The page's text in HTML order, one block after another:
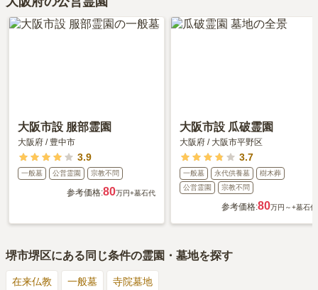
大阪市設 服部霊園
大阪府 / 豊中市
3.9
一般墓 公営霊園 宗教不問
参考価格:80万円+墓石代
大阪市設 瓜破霊園
大阪府 / 大阪市平野区
3.7
一般墓 永代供養墓
樹木葬
公営霊園
宗教不問
参考価格:80万円～+墓石代
堺市堺区にある同じ条件の霊園・墓地を探す
在来仏教 一般墓 寺院墓地